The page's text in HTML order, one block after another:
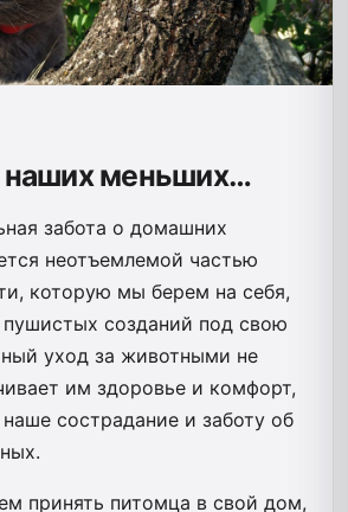
наших меньших…
забота о домашних
неотъемлемой частью
которую мы берем на себя,
созданий под свою
уход за животными не
им здоровье и комфорт,
сострадание и заботу об
принять питомца в свой дом,